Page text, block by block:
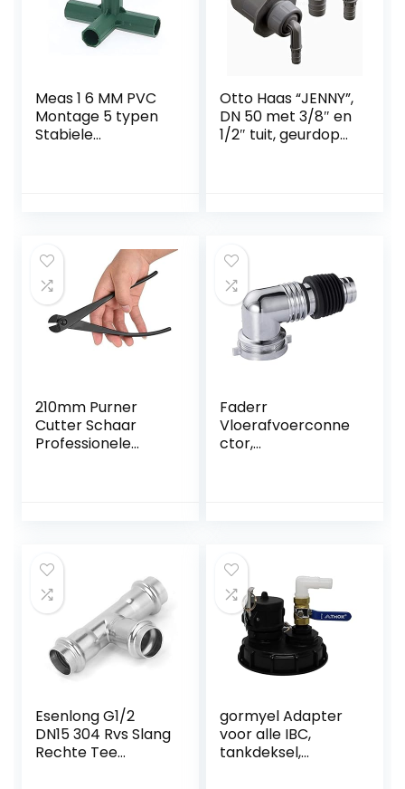
Meas 1 6 MM PVC
Montage 5 typen
Stabiele
Otto Haas “JENNY”,
DN 50 met 3/8″ en
1/2″ tuit, geurdop
210mm Purner
Cutter Schaar
Professionele
Faderr
Vloerafvoerconne
ctor,
r riool
verchroomde
accessoires
snapadapter
Esenlong G1/2
DN15 304 Rvs Slang
Rechte Tee
gormyel Adapter
voor alle IBC,
tankdeksel,